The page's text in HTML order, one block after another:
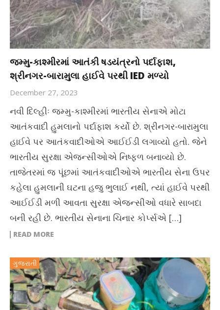
જમ્મુ-કાશ્મીરમાં આતંકી ષડયંત્રનો પર્દાફાશ,
શ્રીનગર-બારામુલા હાઈવે પરથી IED મળ્યો
December 27, 2023
નવી દિલ્હીઃ જમ્મુ-કાશ્મીરમાં ભારતીય સેનાએ મોટા
આતંકવાદી હુમલાનો પર્દાફાશ કર્યો છે. શ્રીનગર-બારામુલા
હાઈવે પર આતંકવાદીઓએ આઈઈડી લગાવ્યો હતો. જેને
ભારતીય સુરક્ષા એજન્સીઓએ નિષ્ફળ બનાવ્યો છે.
તાજેતરમાં જ પૂંછમાં આતંકવાદીઓએ ભારતીય સેના ઉપર
કહેલા હુમલાની ઘટના હજુ ભુલાઈ નથી, ત્યાં હાઈવે પરથી
આઈઈડી મળી આવતા સુરક્ષા એજન્સીઓ વધારે સાબદા
બની રહી છે. ભારતીય સેનાના ચિનાર કોર્પ્સએ […]
READ MORE
ગુજરાતી